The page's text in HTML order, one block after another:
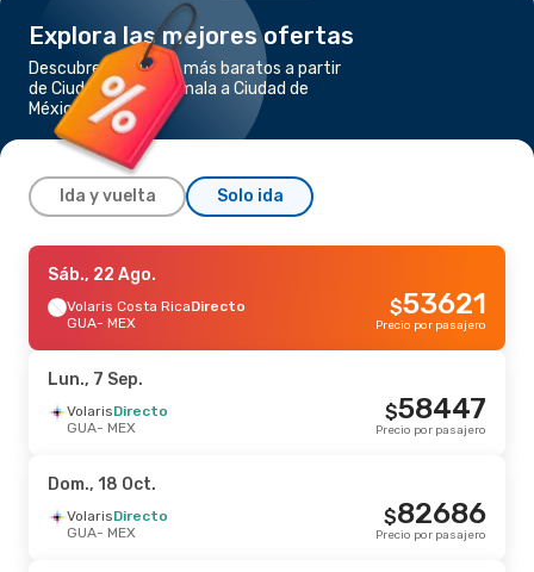
Explora las mejores ofertas
Descubre los vuelos más baratos a partir
de Ciudad de Guatemala a Ciudad de
México
Ida y vuelta Solo ida
Jue., 27 Ago.
Volaris Directo
GUA- MEX
MEX- GUA
164500
Vie., 18 Sep.- Mar., 22 Sep.
Volaris Costa Rica
MEX - GUA
Sáb., 22 Ago.
Volaris Costa RicaDirecto
GUA- MEX
53621
$
Precio por pasajero
Lun., 7 Sep.
VolarisDirecto
GUA- MEX
58447
$
Precio por pasajero
Dom., 18 Oct.
VolarisDirecto
GUA- MEX
82686
$
Precio por pasajero